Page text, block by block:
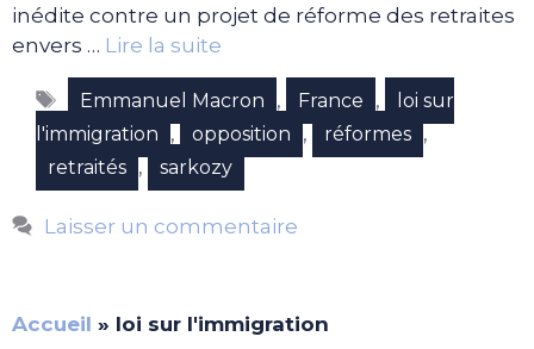
inédite contre un projet de réforme des retraites
envers … Lire la suite
Étiquettes
Emmanuel Macron , France ,
loi sur
l'immigration
, opposition , réformes ,
retraités , sarkozy
Laisser un commentaire
Accueil » loi sur l'immigration